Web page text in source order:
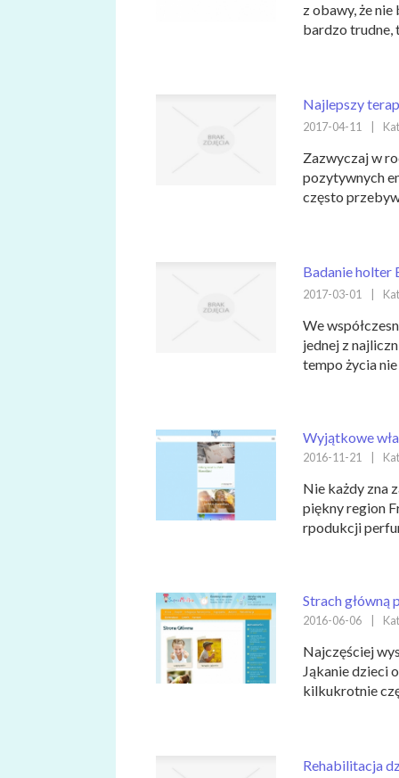
z obawy, że
bardzo trudne,
Najlepszy
2017-04-11
Zazwyczaj w
pozytywnych
często
Badanie holter
2017-03-01
We
jednej z
tempo życia
Wyjątkowe
2016-11-21
Nie każdy zna
piękny region
rpodukcji
Strach główną
2016-06-06
Najczęściej
Jąkanie dzieci
kilkukrotnie
Rehabilitacja